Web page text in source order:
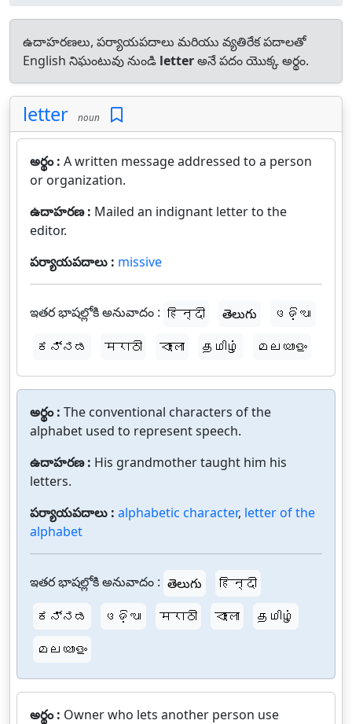
ఉదాహరణలు, పర్యాయపదాలు మరియు వ్యతిరేక పదాలతో
English నిఘంటువు నుండి letterఅనే పదం యొక్క అర్థం.
letter noun
అర్థం : A written message addressed to a person
or organization.
ఉదాహరణ : Mailed an indignant letter to the
editor.
పర్యాయపదాలు : missive
ఇతర భాషల్లోకి అనువాదం : हिन्दी తెలుగు
ଓଡ଼ିଆ
ಕನ್ನಡ
मराठी বাংলা தமிழ் മലയാളം
అర్థం : The conventional characters of the
alphabet used to represent speech.
ఉదాహరణ : His grandmother taught him his
letters.
పర్యాయపదాలు : alphabetic character, letter of the
alphabet
ఇతర భాషల్లోకి అనువాదం : తెలుగు
हिन्दी
ಕನ್ನಡ
ଓଡ଼ିଆ मराठी বাংলা
தமிழ்
മലയാളം
అర్థం : Owner who lets another person use